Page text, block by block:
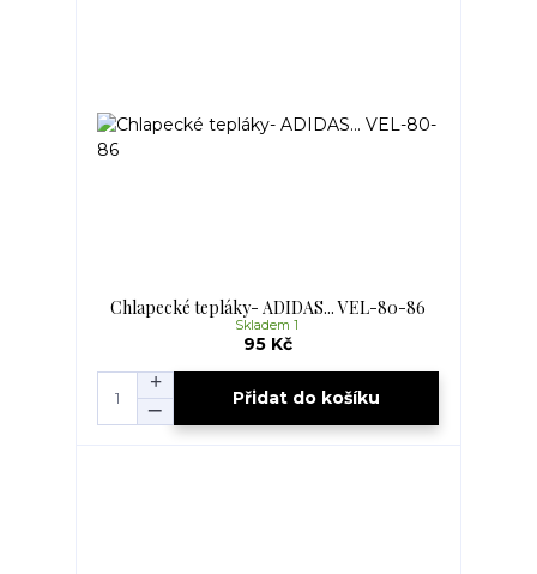
Chlapecké tepláky- ADIDAS... VEL-80-86
95 Kč
Skladem 1
Přidat do košíku